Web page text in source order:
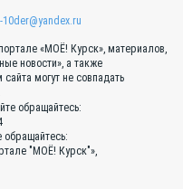
10der@yandex.ru
«МОЁ! Курск», материалов,
новости», а также
могут не совпадать
обращайтесь:
"МОЁ! Курск"»,